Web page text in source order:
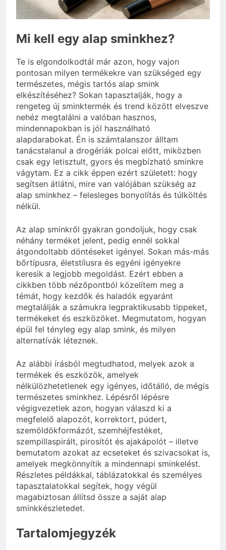
vérnyomás?
3 Nap Ezelőtt
Mi kell egy alap sminkhez?
Te is elgondolkodtál már azon, hogy vajon
pontosan milyen termékekre van szükséged egy
természetes, mégis tartós alap smink
elkészítéséhez? Sokan tapasztalják, hogy a
rengeteg új sminktermék és trend között elveszve
nehéz megtalálni a valóban hasznos,
mindennapokban is jól használható
alapdarabokat. Én is számtalanszor álltam
tanácstalanul a drogériák polcai előtt, miközben
csak egy letisztult, gyors és megbízható sminkre
vágytam. Ez a cikk éppen ezért született: hogy
segítsen átlátni, mire van valójában szükség az
alap sminkhez – felesleges bonyolítás és túlköltés
nélkül.
Az alap sminkről gyakran gondoljuk, hogy csak
néhány terméket jelent, pedig ennél sokkal
átgondoltabb döntéseket igényel. Sokan más-más
bőrtípusra, életstílusra és egyéni igényekre
keresik a legjobb megoldást. Ezért ebben a
cikkben több nézőpontból közelítem meg a
témát, hogy kezdők és haladók egyaránt
megtalálják a számukra legpraktikusabb tippeket,
termékeket és eszközöket. Megmutatom, hogyan
épül fel tényleg egy alap smink, és milyen
alternatívák léteznek.
Az alábbi írásból megtudhatod, melyek azok a
termékek és eszközök, amelyek
nélkülözhetetlenek egy igényes, időtálló, de mégis
természetes sminkhez. Lépésről lépésre
végigvezetlek azon, hogyan válaszd ki a
megfelelő alapozót, korrektort, púdert,
szemöldökformázót, szemhéjfestéket,
szempillaspirált, pirosítót és ajakápolót – illetve
bemutatom azokat az ecseteket és szivacsokat is,
amelyek megkönnyítik a mindennapi sminkelést.
Részletes példákkal, táblázatokkal és személyes
tapasztalatokkal segítek, hogy végül
magabiztosan állítsd össze a saját alap
sminkkészletedet.
Tartalomjegyzék